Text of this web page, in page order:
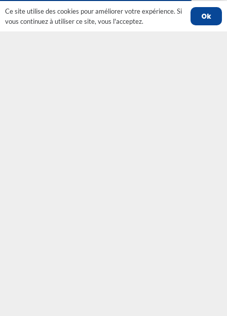
Ce site utilise des cookies pour améliorer votre expérience. Si
vous continuez à utiliser ce site, vous l'acceptez.
Ok